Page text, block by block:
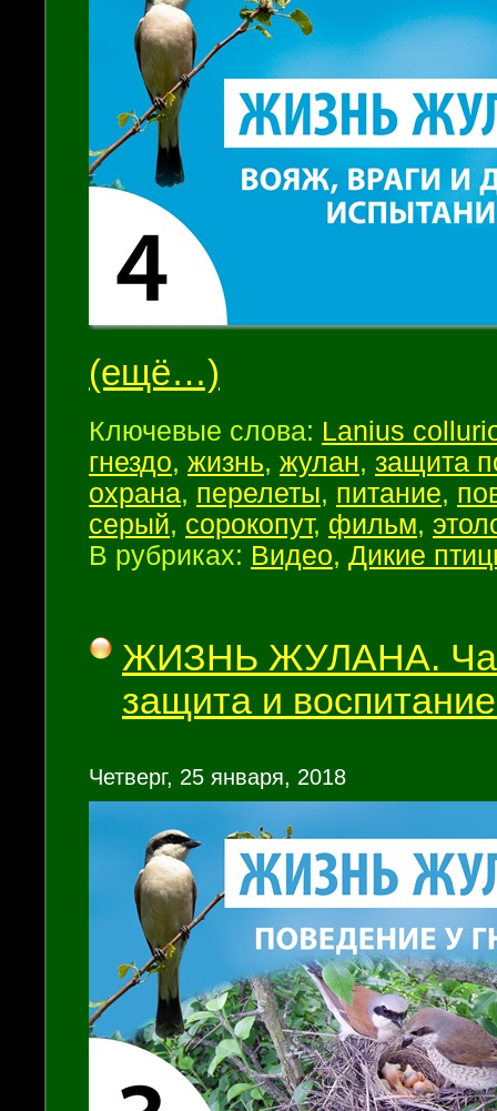
(ещё…)
Ключевые слова: Lanius
гнездо, жизнь, жулан, защита
охрана, перелеты, питание,
серый, сорокопут, фильм,
В рубриках: Видео, Дикие
ЖИЗНЬ ЖУЛАНА.
защита и
Четверг, 25 января, 2018